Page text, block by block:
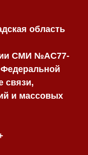
область
СМИ №AC77-
связи,
и массовых